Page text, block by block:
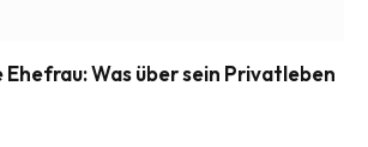
Was über sein Privatleben